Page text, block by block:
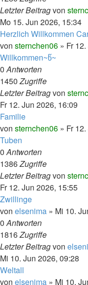
Letzter Beitragvon
Mo 15. Jun 2026, 15:34
Herzlich Willkommen
von sternchen06 » Fr
Willkommen~წ~
0Antworten
1450Zugriffe
Letzter Beitragvon
Fr 12. Jun 2026, 16:09
Familie
von sternchen06 » Fr
Tuben
0Antworten
1386Zugriffe
Letzter Beitragvon
Fr 12. Jun 2026, 15:55
Zwillinge
von elsenima » Mi 10.
0Antworten
1816Zugriffe
Letzter Beitragvon
Mi 10. Jun 2026, 09:28
Weltall
von elsenima » Mi 10.